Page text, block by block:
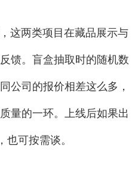
这两类项目在藏品展示与
馈。盲盒抽取时的随机数
公司的报价相差这么多，
量的一环。上线后如果出
可按需谈。